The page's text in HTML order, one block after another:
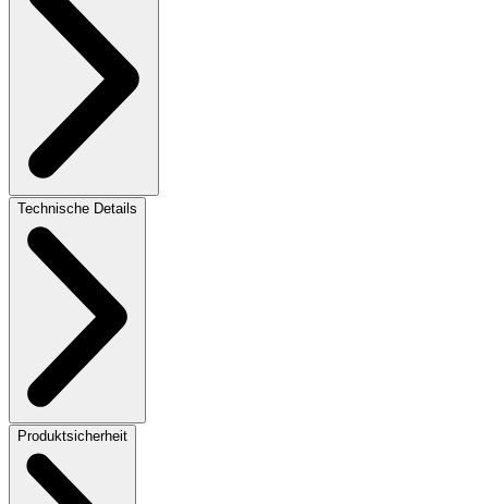
Technische Details
Produktsicherheit